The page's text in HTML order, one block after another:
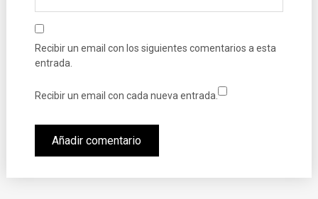
Recibir un email con los siguientes comentarios a esta
entrada.
Recibir un email con cada nueva entrada.